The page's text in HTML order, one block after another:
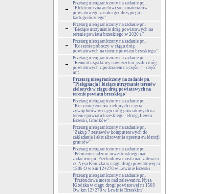
Przetarg nieograniczony na zadanie pn.
"Elektroniczna archiwizacja materiałów
powiatowego zasobu geodezyjnego i
kartograficznego"
Przetarg nieograniczony na zadanie pn.
"Bieżące utrzymanie dróg powiatowych na
terenie powiatu brzeskiego w 2020 r."
Przetarg nieograniczony na zadanie pn.
"Koszenie poboczy w ciągu dróg
powiatowych na terenie powiatu brzeskiego"
Przetarg nieograniczony na zadanie pn.
"Remont cząstkowy nawierzchni jezdni dróg
powiatowych z podziałem na części " - część
nr 1
Przetarg nieograniczony na zadanie pn.
"Pielęgnacja i bieżące utrzymanie terenów
zielonych w ciągu dróg powiatowych na
terenie powiatu brzeskiego"
Przetarg nieograniczony na zadanie pn.
"Koszenie terenów zielonych i cięcia
żywopłotów w ciągu dróg powiatowych na
terenie powiatu brzeskiego - Brzeg, Lewin
Brzeski, Grodków"
Przetarg nieograniczony na zadanie pn.
"Zakup 7 zestawów komputerowych do
zakładania i aktualizowania operatu ewidencji
gruntów"
Przetarg nieograniczony na zadanie pn.
"Pełnienie nadzoru inwestorskiego nad
zadaniem pn. Przebudowa mostu nad zalewem
rz. Nysa Kłodzka w ciągu drogi powiatowej nr
1508 O w km 12+270 w Lewinie Brzeski
Przetarg nieograniczony na zadanie pn.
"Przebudowa mostu nad zalewem rz. Nysa
Kłodzka w ciągu drogi powiatowej nr 1508
Ow km 12+270 w Lewinie Brzeskim"